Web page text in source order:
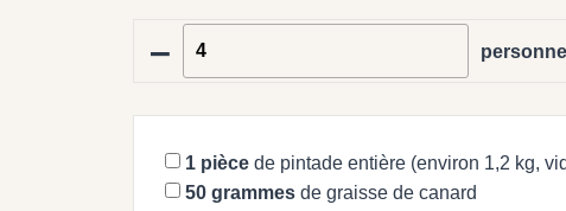
–
1 pièce de pintade entière (environ 1,2 kg,
50 grammes de graisse de canard